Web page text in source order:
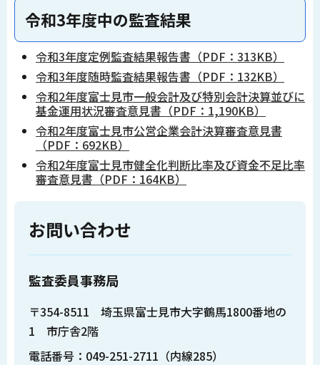
令和3年度中の監査結果
令和3年度定例監査結果報告書（PDF：313KB）
令和3年度随時監査結果報告書（PDF：132KB）
令和2年度富士見市一般会計及び特別会計決算並びに
基金運用状況審査意見書（PDF：1,190KB）
令和2年度富士見市公営企業会計決算審査意見書
（PDF：692KB）
令和2年度富士見市健全化判断比率及び資金不足比率
審査意見書（PDF：164KB）
お問い合わせ
監査委員事務局
〒354-8511 埼玉県富士見市大字鶴馬1800番地の
1 市庁舎2階
電話番号：049-251-2711（内線285）